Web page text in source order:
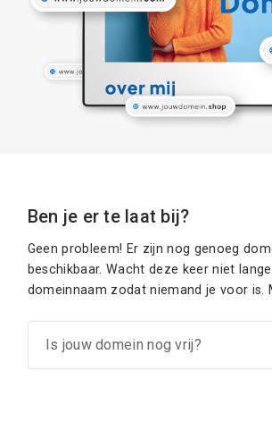
Ben je er te laat bij?
Geen probleem! Er zijn nog genoeg
beschikbaar. Wacht deze keer niet
domeinnaam zodat niemand je voor is.